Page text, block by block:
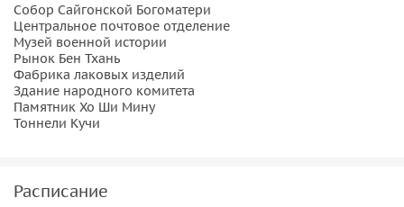
подобию парижского Нотр-Дама во времена
Индокитая. Перед зданием стоит скульптура Девы
Марии, которая держит в руках глобус, а ногой
придавливает змею. Статуя символизирует
неустанную борьбу со злом.
Центральное почтовое отделение — было построено
основном для селфи туристов.
Собор Сайгонской Богоматери
Центральное почтовое отделение
Музей военной истории
Рынок Бен Тхань
Фабрика лаковых изделий
Здание народного комитета
Памятник Хо Ши Мину
Тоннели Кучи
Расписание